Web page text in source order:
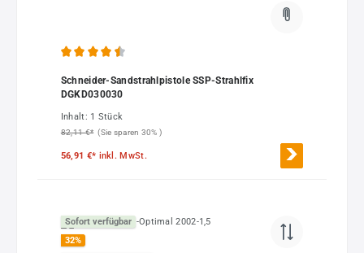
Schneider-Sandstrahlpistole SSP-Strahlfix
DGKD030030
Inhalt: 1 Stück
82,11 €* (Sie sparen 30% )
56,91 €* inkl. MwSt.
Sofort verfügbar
32%